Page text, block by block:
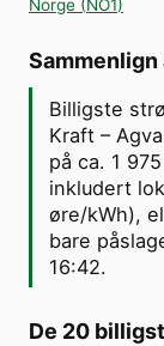
Norge (NO1)
Billigste
Kraft –
på ca. 1
inkludert
øre/kWh),
bare
16:42.
De 20